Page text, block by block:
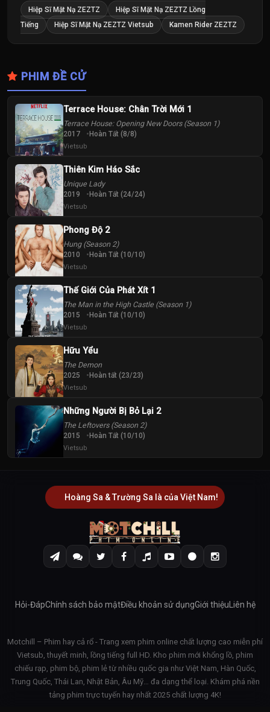
28
Tập
29
Tập
Tập
34
Tập
37
Tập
38
40
Tập
41
43
Tập
46
Tập
47
49
Tập
50
Tập
Hiệp Sĩ Mặt Nạ ZEZTZ
Hiệp Sĩ Mặt Nạ ZEZTZ Lồng
Tiếng
Hiệp Sĩ Mặt Nạ ZEZTZ Vietsub Kamen Rider ZEZTZ
PHIM ĐỀ CỬ
Terrace House: Chân Trời Mới 1
Terrace House: Opening New Doors (Season 1)
2017 Hoàn Tất (8/8)
Vietsub
Thiên Kim Háo Sắc
Unique Lady
2019 Hoàn Tất (24/24)
Vietsub
Phong Độ 2
Hung (Season 2)
2010 Hoàn Tất (10/10)
Vietsub
Thế Giới Của Phát Xít 1
The Man in the High Castle (Season 1)
2015 Hoàn Tất (10/10)
Vietsub
Hữu Yểu
The Demon
2025 Hoàn tất (23/23)
Vietsub
Những Người Bị Bỏ Lại 2
The Leftovers (Season 2)
2015 Hoàn Tất (10/10)
Vietsub
Hoàng Sa & Trường Sa là của Việt Nam!
Hỏi-ĐápChính sách bảo mậtĐiều khoản sử dụngGiới thiệu Liên hệ
Motchill – Phim hay cả rổ - Trang xem phim online chất lượng cao miễn phí
Vietsub, thuyết minh, lồng tiếng full HD. Kho phim mới khổng lồ, phim
chiếu rạp, phim bộ, phim lẻ từ nhiều quốc gia như Việt Nam, Hàn Quốc,
Trung Quốc, Thái Lan, Nhật Bản, Âu Mỹ… đa dạng thể loại. Khám phá nền
tảng phim trực tuyến hay nhất 2025 chất lượng 4K!